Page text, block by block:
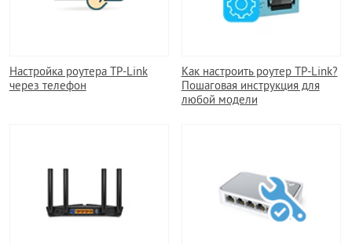
Настройка роутера TP-Link
через телефон
Как настроить роутер TP-Link?
Пошаговая инструкция для
любой модели